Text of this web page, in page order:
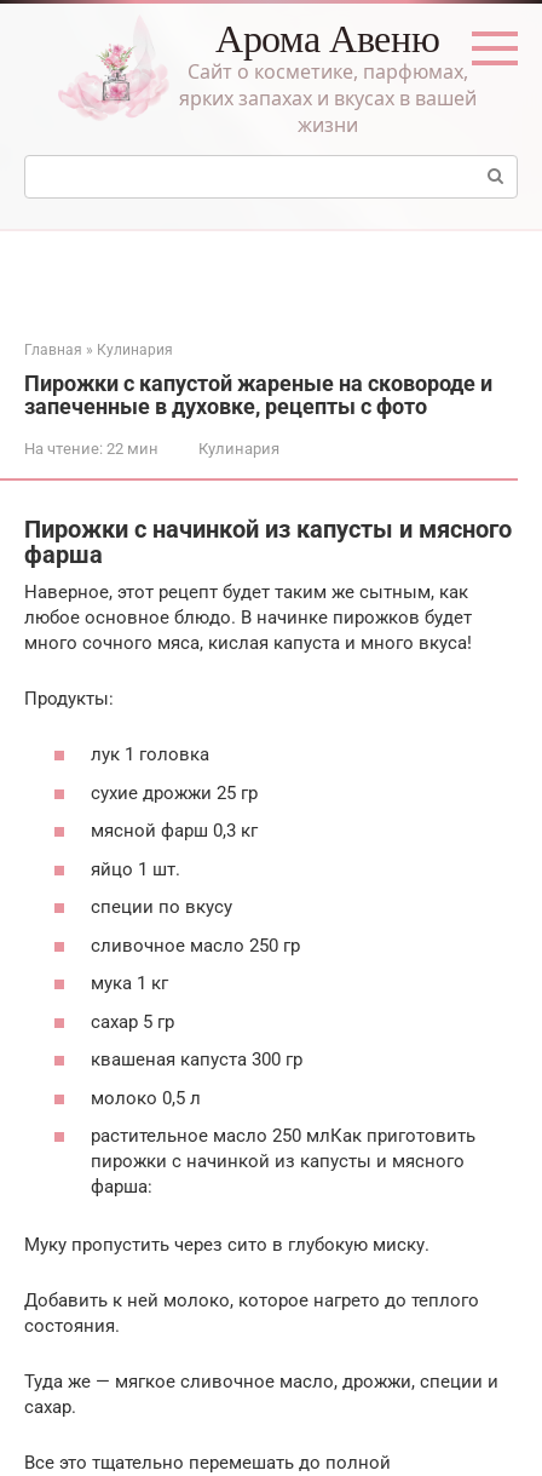
Перейти
Арома Авеню
Сайт о косметике, парфюмах,
ярких запахах и вкусах в вашей
жизни
Поиск:
Главная » Кулинария
Пирожки с капустой жареные на сковороде и
запеченные в духовке, рецепты с фото
На чтение: 22 мин Кулинария
Пирожки с начинкой из капусты и мясного
фарша
Наверное, этот рецепт будет таким же сытным, как
любое основное блюдо. В начинке пирожков будет
много сочного мяса, кислая капуста и много вкуса!
Продукты:
лук 1 головка
сухие дрожжи 25 гр
мясной фарш 0,3 кг
яйцо 1 шт.
специи по вкусу
сливочное масло 250 гр
мука 1 кг
сахар 5 гр
квашеная капуста 300 гр
молоко 0,5 л
растительное масло 250 млКак приготовить
пирожки с начинкой из капусты и мясного
фарша:
Муку пропустить через сито в глубокую миску.
Добавить к ней молоко, которое нагрето до теплого
состояния.
Туда же — мягкое сливочное масло, дрожжи, специи и
сахар.
Все это тщательно перемешать до полной